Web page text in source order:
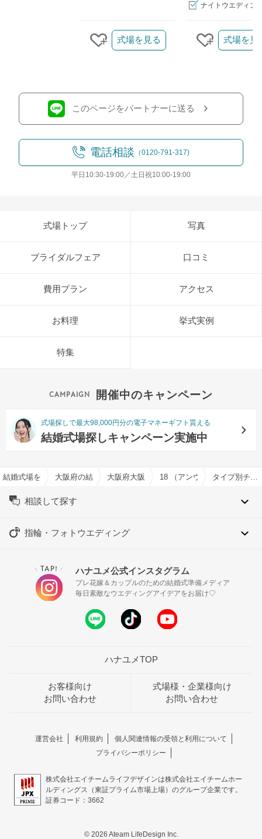
ナイトウエディン
クリップする
式場を見る
クリップす
式場を見
このページをパートナーに送る
電話相談 （0120-791-317)
平日10:30-19:00／土日祝10:00-19:00
式場トップ 写真
ブライダルフェア 口コミ
費用プラン アクセス
お料理 挙式実例
特集
開催中のキャンペーン
式場探しで最大98,000円分の電子マネーギフト貰える
結婚式場探しキャンペーン実施中
結婚式場を探すならハナユメ
大阪府の結婚式場一覧大阪府大阪市の結婚式場一覧
18 （アンウィット)
相談して探す
指輪・フォトウエディング
＼ TAP! ／ ハナユメ公式インスタグラム
プレ花嫁＆カップルのための結婚式準備メディア
毎日素敵なウエディングアイデアをお届け♡
ハナユメTOP
お客様向け
お問い合わせ
式場様・企業様向け
お問い合わせ
運営会社 利用規約
個人関連情報の受領と利用について
プライバシーポリシー
株式会社エイチームライフデザインは株式会社エイチームホー
ルディングス（東証プライム市場上場）のグループ企業です。
証券コード：3662
© 2026 Ateam LifeDesign Inc.